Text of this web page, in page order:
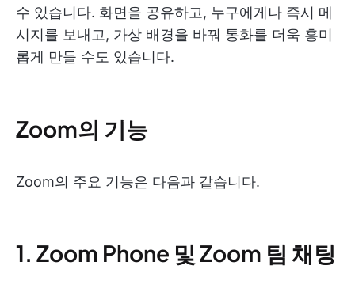
수 있습니다. 화면을 공유하고, 누구에게나 즉시 메
시지를 보내고, 가상 배경을 바꿔 통화를 더욱 흥미
롭게 만들 수도 있습니다.
Zoom의 기능
Zoom의 주요 기능은 다음과 같습니다.
1. Zoom Phone 및 Zoom 팀 채팅